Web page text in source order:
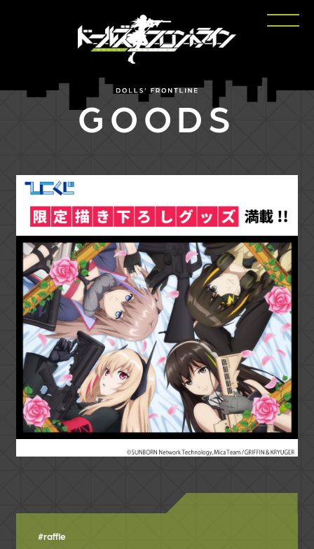
GOODS
raffle